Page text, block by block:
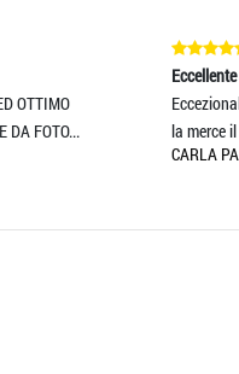
Eccezionali. Super
la merce il gior
CARLA PALESTINI